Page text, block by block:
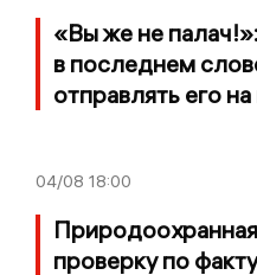
«Вы же не
в последнем
отправлять его
04/08 18:00
проверку по